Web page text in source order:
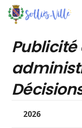
Publicité
2026